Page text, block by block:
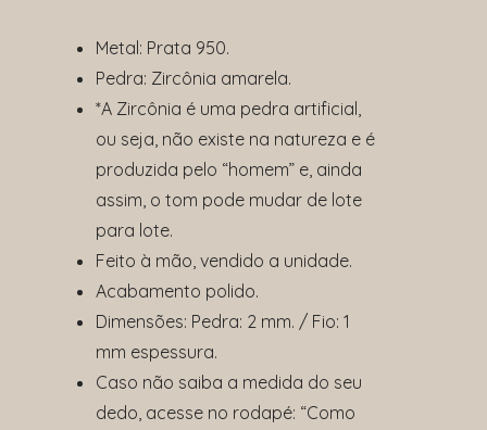
Metal: Prata 950.
Pedra: Zircônia amarela.
*A Zircônia é uma pedra artificial,
ou seja, não existe na natureza e é
produzida pelo “homem” e, ainda
assim, o tom pode mudar de lote
para lote.
Feito à mão, vendido a unidade.
Acabamento polido.
Dimensões: Pedra: 2 mm. / Fio: 1
mm espessura.
Caso não saiba a medida do seu
dedo, acesse no rodapé: “Como